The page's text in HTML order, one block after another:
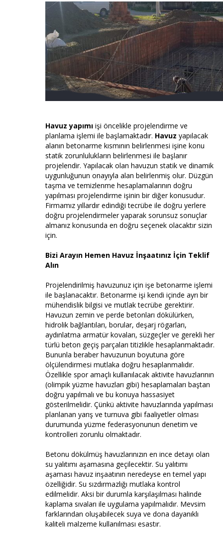
Havuz yapımı işi öncelikle projelendirme ve
planlama işlemi ile başlamaktadır. Havuz yapılacak
alanın betonarme kısmının belirlenmesi işine konu
statik zorunlulukların belirlenmesi ile başlanır
projelendir. Yapılacak olan havuzun statik ve dinamik
uygunluğunun onayıyla alan belirlenmiş olur. Düzgün
taşma ve temizlenme hesaplamalarının doğru
yapılması projelendirme işinin bir diğer konusudur.
Firmamız yıllardır edindiği tecrübe ile doğru yerlere
doğru projelendirmeler yaparak sorunsuz sonuçlar
almanız konusunda en doğru seçenek olacaktır sizin
için.
Bizi Arayın Hemen Havuz İnşaatınız İçin Teklif
Alın
Projelendirilmiş havuzunuz için işe betonarme işlemi
ile başlanacaktır. Betonarme işi kendi içinde ayrı bir
mühendislik bilgisi ve mutlak tecrübe gerektirir.
Havuzun zemin ve perde betonları dökülürken,
hidrolik bağlantıları, borular, deşarj rögarları,
aydınlatma armatür kovaları, süzgeçler ve gerekli her
türlü beton geçiş parçaları titizlikle hesaplanmaktadır.
Bununla beraber havuzunun boyutuna göre
ölçülendirmesi mutlaka doğru hesaplanmalıdır.
Özellikle spor amaçlı kullanılacak aktivite havuzlarının
(olimpik yüzme havuzları gibi) hesaplamaları baştan
doğru yapılmalı ve bu konuya hassasiyet
gösterilmelidir. Çünkü aktivite havuzlarında yapılması
planlanan yarış ve turnuva gibi faaliyetler olması
durumunda yüzme federasyonunun denetim ve
kontrolleri zorunlu olmaktadır.
Betonu dökülmüş havuzlarınızın en ince detayı olan
su yalıtımı aşamasına geçilecektir. Su yalıtımı
aşaması havuz inşaatının neredeyse en temel yapı
özelliğidir. Su sızdırmazlığı mutlaka kontrol
edilmelidir. Aksi bir durumla karşılaşılması halinde
kaplama sıvaları ile uygulama yapılmalıdır. Mevsim
farklarından oluşabilecek suya ve dona dayanıklı
kaliteli malzeme kullanılması esastır.